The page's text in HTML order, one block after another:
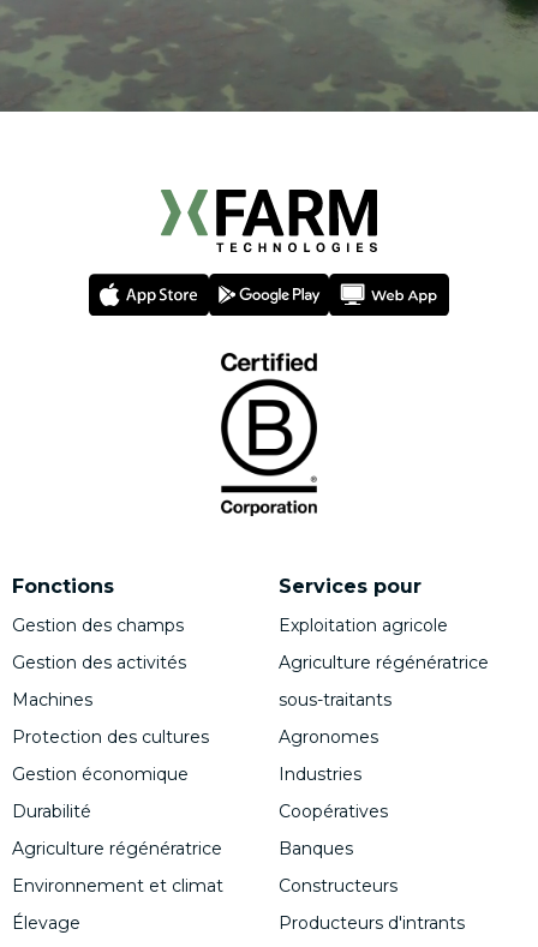
Fonctions
Gestion des champs
Gestion des activités
Machines
Protection des cultures
Gestion économique
Durabilité
Agriculture régénératrice
Environnement et climat
Élevage
Services pour
Exploitation agricole
Agriculture régénératrice
sous-traitants
Agronomes
Industries
Coopératives
Banques
Constructeurs
Producteurs d'intrants